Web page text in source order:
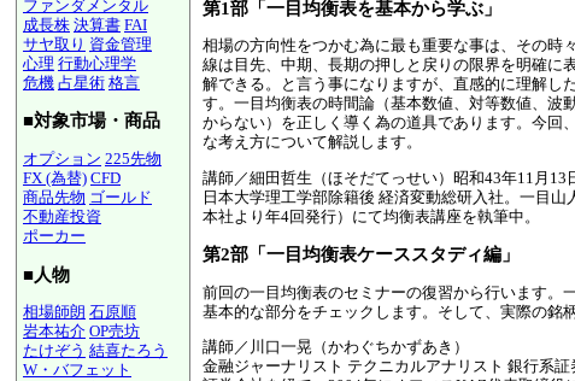
ファンダメンタル
成長株 決算書 FAI
サヤ取り 資金管理
心理 行動心理学
危機 占星術 格言
■対象市場・商品
オプション 225先物
FX (為替) CFD
商品先物 ゴールド
不動産投資
ポーカー
■人物
相場師朗 石原順
岩本祐介 OP売坊
たけぞう 結喜たろう
W・バフェット
第1部「一目均衡表を基本から学ぶ」
相場の方向性をつかむ為に最も重要な事は、その時
線は目先、中期、長期の押しと戻りの限界を明確に
解できる。と言う事になりますが、直感的に理解し
す。一目均衡表の時間論（基本数値、対等数値、波
からない）を正しく導く為の道具であります。今回
な考え方について解説します。
講師／細田哲生（ほそだてっせい）昭和43年11月13
日本大学理工学部除籍後 経済変動総研入社。一目
本社より年4回発行）にて均衡表講座を執筆中。
第2部「一目均衡表ケーススタディ編」
前回の一目均衡表のセミナーの復習から行います。
基本的な部分をチェックします。そして、実際の銘
講師／川口一晃（かわぐちかずあき）
金融ジャーナリスト テクニカルアナリスト 銀行系